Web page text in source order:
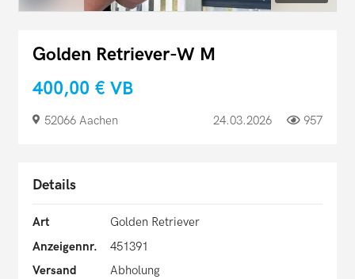
Golden Retriever-W M
400,00 € VB
52066 Aachen 24.03.2026 957
Details
Art
Golden Retriever
Anzeigennr.
451391
Versand
Abholung